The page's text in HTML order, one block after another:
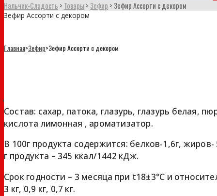
Нальчик-Сладость > Товары> Зефир > Зефир Ассорти с декором
Зефир Ассорти с декором
Главная>Зефир>Зефир Ассорти с декором
Зефир Ассорти с декором
Состав: сахар, патока, глазурь, глазурь белая,
кислота лимонная , ароматизатор.
В 100г продукта содержится: белков-1,6г,
г продукта – 345 ккал/1442 кДж.
Срок годности – 3 месяца при t18±3°С и
3 кг, 0,9 кг, 0,7 кг.